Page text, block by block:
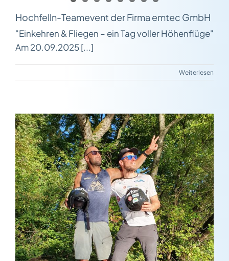
Hochfelln-Teamevent der Firma emtec GmbH
"Einkehren & Fliegen – ein Tag voller Höhenflüge"
Am 20.09.2025 [...]
Weiterlesen